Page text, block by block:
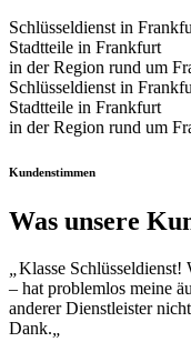
Schlüsseldienst in
Stadtteile in Frankfurt
in der Region rund um
Schlüsseldienst in
Stadtteile in Frankfurt
in der Region rund um
Kundenstimmen
Was unsere
Klasse
– hat problemlos meine
anderer Dienstleister
Dank.